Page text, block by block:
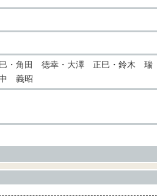
・角田 徳幸・大澤 正巳・鈴木 瑞
義昭